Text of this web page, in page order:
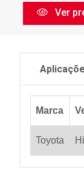
Ver
Marca
Toyota